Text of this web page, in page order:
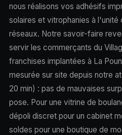
nous réalisons vos adhésifs
solaires et vitrophanies à l'unité
réseaux. Notre savoir-faire
servir les commerçants du
franchises implantées à La
mesurée sur site depuis notre
20 min) : pas de mauvaises
pose. Pour une vitrine de
dépoli discret pour un cabinet
soldes pour une boutique de